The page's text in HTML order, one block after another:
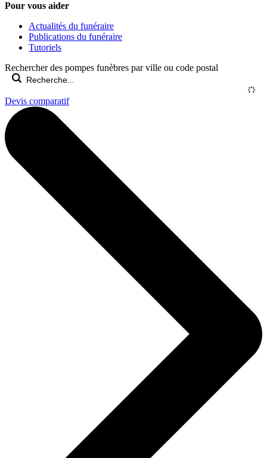
Pour vous aider
Actualités du funéraire
Publications du funéraire
Tutoriels
Rechercher des pompes funèbres par ville ou code postal
Devis comparatif